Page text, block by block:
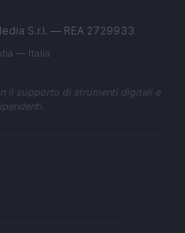
S.r.l. — REA 2729933
— Italia
il supporto di strumenti digitali e